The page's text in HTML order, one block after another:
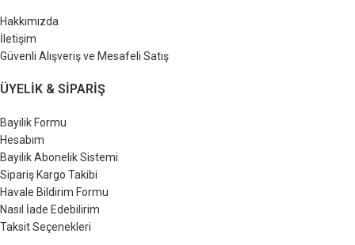
Hakkımızda
İletişim
Güvenli Alışveriş ve Mesafeli Satış
ÜYELIK & SIPARIŞ
Bayilik Formu
Hesabım
Bayilik Abonelik Sistemi
Sipariş Kargo Takibi
Havale Bildirim Formu
Nasıl İade Edebilirim
Taksit Seçenekleri